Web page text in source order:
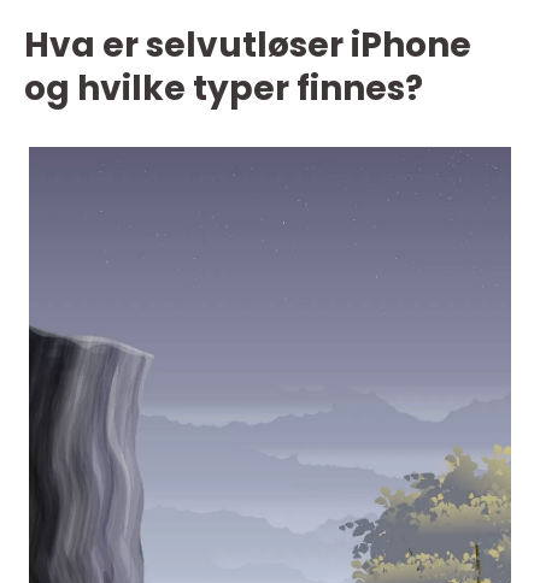
Hva er selvutløser iPhone
og hvilke typer finnes?